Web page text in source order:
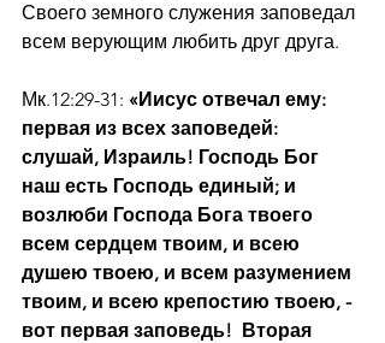
Своего земного служения заповедал
всем верующим любить друг друга.
Мк.12:29-31: «Иисус отвечал ему:
первая из всех заповедей:
слушай, Израиль! Господь Бог
наш есть Господь единый; и
возлюби Господа Бога твоего
всем сердцем твоим, и всею
душею твоею, и всем разумением
твоим, и всею крепостию твоею, -
вот первая заповедь!  Вторая